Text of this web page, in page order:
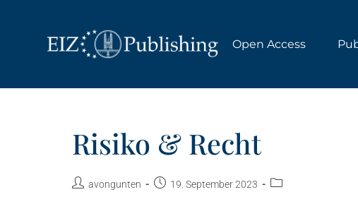
Open Access
Risiko & Recht
avongunten 19. September 2023